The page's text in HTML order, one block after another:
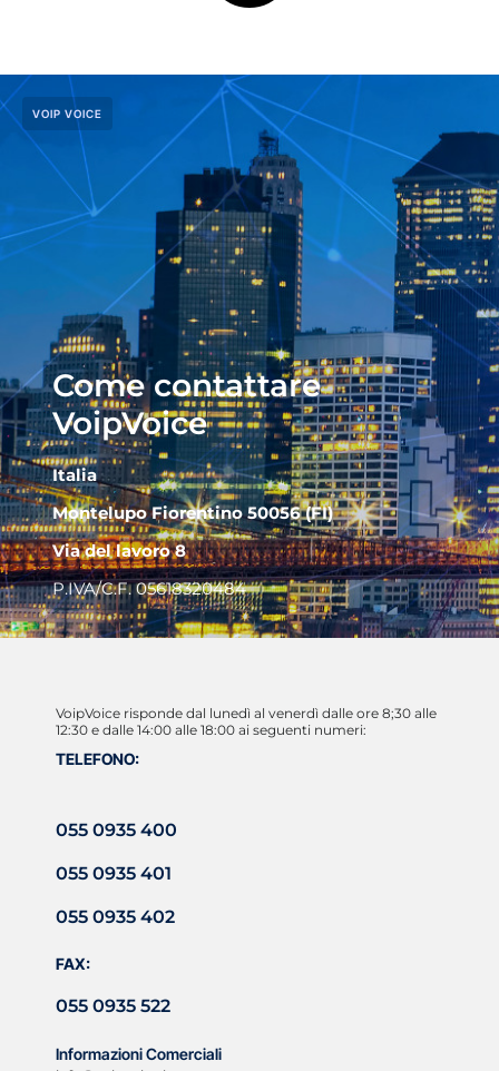
VOIP VOICE
Come contattare
VoipVoice
Italia
Montelupo Fiorentino 50056 (FI)
Via del lavoro 8
P.IVA/C.F. 05618320484
VoipVoice risponde dal lunedì al venerdì dalle ore 8;30 alle
12:30 e dalle 14:00 alle 18:00 ai seguenti numeri:
TELEFONO:
055 0935 400
055 0935 401
055 0935 402
FAX:
055 0935 522
Informazioni Comerciali